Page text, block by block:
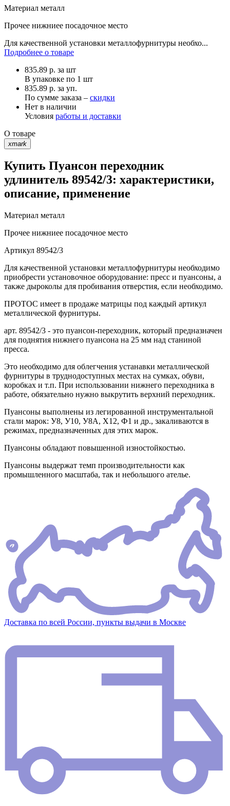
Материал металл
Прочее нижниее посадочное место
Для качественной установки металлофурнитуры необхо...
Подробнее о товаре
835.89 р. за шт
В упаковке по 1 шт
835.89 р. за уп.
По сумме заказа – скидки
Нет в наличии
Условия работы и доставки
О товаре
xmark
Купить Пуансон переходник
удлинитель 89542/3: характеристики,
описание, применение
Материал металл
Прочее нижниее посадочное место
Артикул 89542/3
Для качественной установки металлофурнитуры необходимо
приобрести установочное оборудование: пресс и пуансоны, а
также дыроколы для пробивания отверстия, если необходимо.
ПРОТОС имеет в продаже матрицы под каждый артикул
металлической фурнитуры.
арт. 89542/3 - это пуансон-переходник, который предназначен
для поднятия нижнего пуансона на 25 мм над станиной
пресса.
Это необходимо для облегчения устанавки металлической
фурнитуры в труднодоступных местах на сумках, обуви,
коробках и т.п. При использовании нижнего переходника в
работе, обязательно нужно выкрутить верхний переходник.
Пуансоны выполнены из легированной инструментальной
стали марок: У8, У10, У8А, Х12, Ф1 и др., закаливаются в
режимах, предназначенных для этих марок.
Пуансоны обладают повышенной изностойкостью.
Пуансоны выдержат темп производительности как
промышленного масштаба, так и небольшого ателье.
Доставка по всей России, пункты выдачи в Москве